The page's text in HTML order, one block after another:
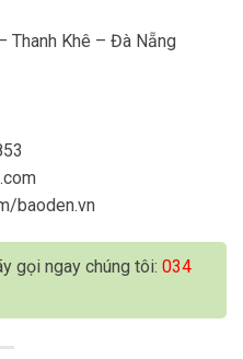
Thanh Khê – Đà Nẵng
baoden.vn
gọi ngay chúng tôi: 034